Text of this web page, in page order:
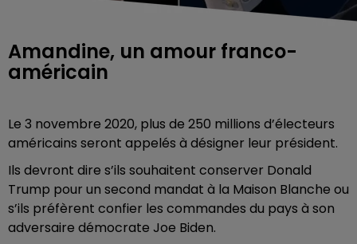
Amandine, un amour franco-
américain
Le 3 novembre 2020, plus de 250 millions d’électeurs
américains seront appelés à désigner leur président.
Ils devront dire s’ils souhaitent conserver Donald
Trump pour un second mandat à la Maison Blanche ou
s’ils préfèrent confier les commandes du pays à son
adversaire démocrate Joe Biden.